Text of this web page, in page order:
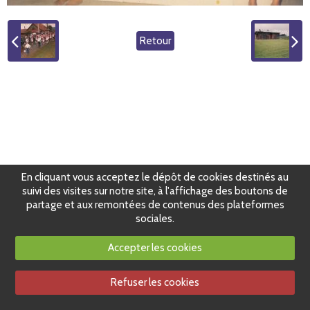
Retour
En cliquant vous acceptez le dépôt de cookies destinés au
suivi des visites sur notre site, à l'affichage des boutons de
partage et aux remontées de contenus des plateformes
sociales.
Accepter les cookies
Refuser les cookies